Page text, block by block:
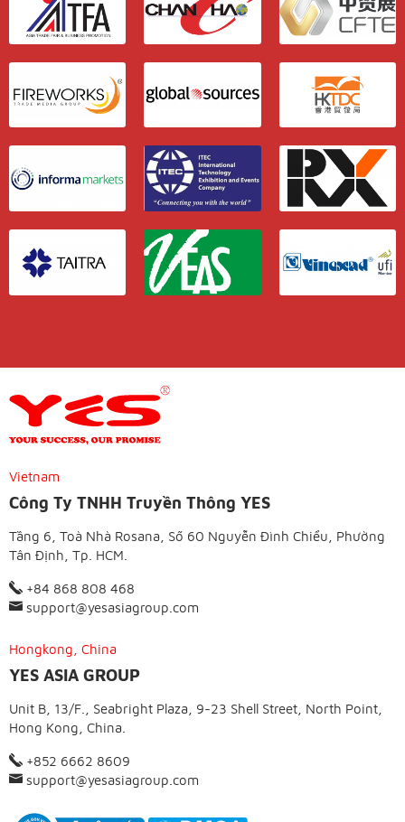
Vietnam
Công Ty TNHH Truyền Thông YES
Tầng 6, Toà Nhà Rosana, Số 60 Nguyễn Đình Chiểu, Phường
Tân Định, Tp. HCM.
+84 868 808 468
support@yesasiagroup.com
Hongkong, China
YES ASIA GROUP
Unit B, 13/F., Seabright Plaza, 9-23 Shell Street, North Point,
Hong Kong, China.
+852 6662 8609
support@yesasiagroup.com